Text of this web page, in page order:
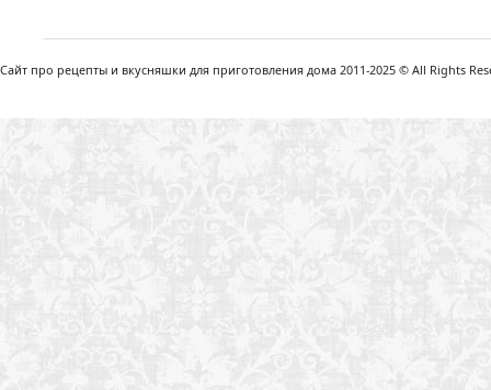
Сайт про рецепты и вкусняшки для приготовления дома 2011-2025 © All Rights